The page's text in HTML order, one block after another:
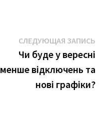
СЛЕДУЮЩАЯ ЗАПИСЬ
Чи буде у вересні
менше відключень та
новi графіки?